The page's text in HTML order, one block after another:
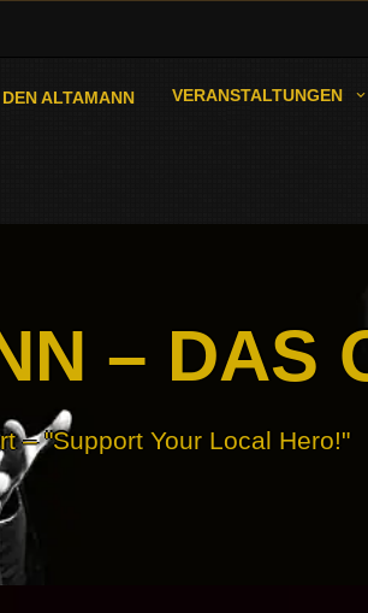
ALTAMANN VERANSTALTUNGEN
– DAS
– "Support Your Local Hero!"